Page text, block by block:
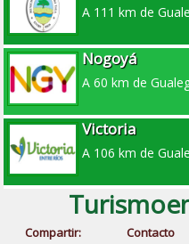
A 111 km de
Nogoyá
A 60 km de
Victoria
A 106 km de
Compartir: Contacto